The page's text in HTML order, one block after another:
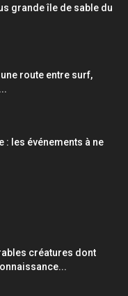
grande île de sable du
route entre surf,
: les événements à ne
créatures dont